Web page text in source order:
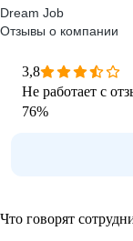
Dream Job
Отзывы о компании
3,8
Не работает с
76%
Что говорят